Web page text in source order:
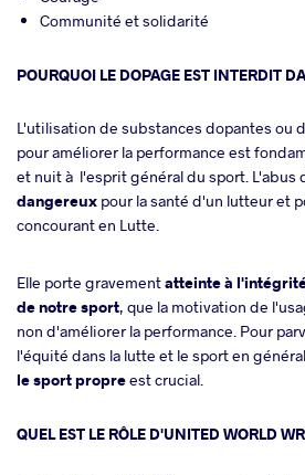
Communité et solidarité
POURQUOI LE DOPAGE EST INTERDIT
L'utilisation de substances dopantes ou
pour améliorer la performance est
et nuit à l'esprit général du sport. L'abus
dangereux pour la santé d'un lutteur et
concourant en Lutte.
Elle porte gravementatteinte à
de notre sport, que la motivation de
non d'améliorer la performance. Pour
l'équité dans la lutte et le sport en
le sport propreest crucial.
QUEL EST LE RÔLE D'UNITED WORLD